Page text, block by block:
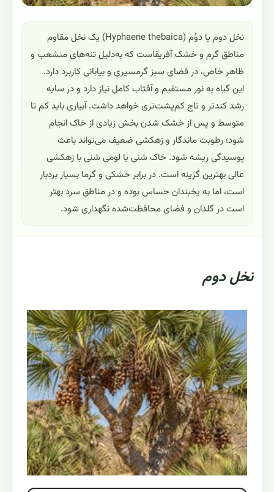
نخل دوم یا دوُم (Hyphaene thebaica) یک نخل مقاوم
مناطق گرم و خشک آفریقاست که به‌دلیل تنه‌های منشعب و
ظاهر خاص، در فضای سبز گرمسیری و بیابانی کاربرد دارد.
این گیاه به نور مستقیم و آفتاب کامل نیاز دارد و در سایه
رشد کندتر و تاج کم‌پشت‌تری خواهد داشت. آبیاری باید کم تا
متوسط و پس از خشک شدن بخش زیادی از خاک انجام
شود؛ رطوبت ماندگار و زهکشی ضعیف می‌تواند باعث
پوسیدگی ریشه شود. خاک شنی یا لومی شنی با زهکشی
عالی بهترین گزینه است. در برابر خشکی و گرما بسیار بردبار
است، اما به یخبندان حساس بوده و در مناطق سرد بهتر
است در گلدان و فضای محافظت‌شده نگهداری شود.
نخل دوم